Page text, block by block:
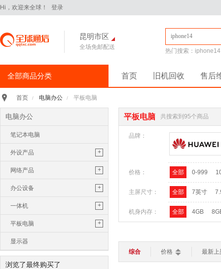
Hi，欢迎来全球！ 登录
昆明市区
全场免邮配送
热门搜索： iphone14
全部商品分类
手机通讯
iPhone16Pro
华为Pura70
华为 nova14 Pro
平板电脑
华为 MatePad Pro 2025款
手机配件
>
保护膜
华为
平板电脑
加湿器
灯光设备
首页 旧机回收 售后
首页 / 电脑办公 / 平板电脑
电脑办公
笔记本电脑
外设产品 +
鼠标
键盘
U盘
鼠标垫
电脑包
移动硬盘
网络产品 +
路由器
随行wifi
办公设备 +
打印机
一体机 +
苹果一体机
平板电脑 +
苹果平板
华为平板
显示器
浏览了最终购买了
平板电脑 共搜索到95个商品
品牌：
价格： 全部 0-999
主屏尺寸： 全部 7英寸
机身内存： 全部 4GB
操作系统： 全部 ios 系统
综合 价格 最新上